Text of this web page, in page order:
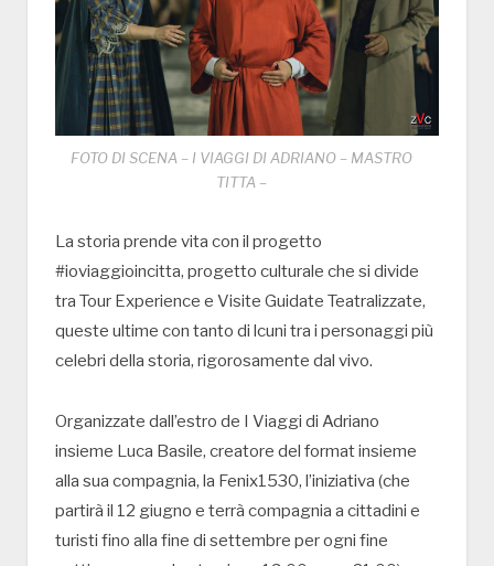
FOTO DI SCENA – I VIAGGI DI ADRIANO – MASTRO
TITTA –
La storia prende vita con il progetto
#ioviaggioincitta, progetto culturale che si divide
tra Tour Experience e Visite Guidate Teatralizzate,
queste ultime con tanto di lcuni tra i personaggi più
celebri della storia, rigorosamente dal vivo.
Organizzate dall’estro de I Viaggi di Adriano
insieme Luca Basile, creatore del format insieme
alla sua compagnia, la Fenix1530, l’iniziativa (che
partirà il 12 giugno e terrà compagnia a cittadini e
turisti fino alla fine di settembre per ogni fine